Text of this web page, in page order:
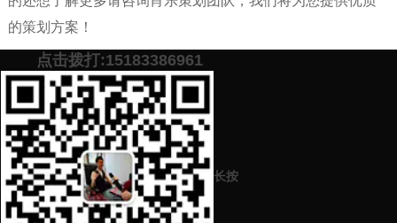
的策划方案！
预约营销老师 添加微信号：
案！
上一篇：企业公司品牌策划营销推广中通过互联网推广过程中的关键
是什么
下一篇：企业公司机构做品牌策划营销推广时为什么要找网络策划公
点击拨打:15183386961
长按